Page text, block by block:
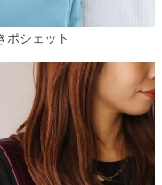
ポシェット